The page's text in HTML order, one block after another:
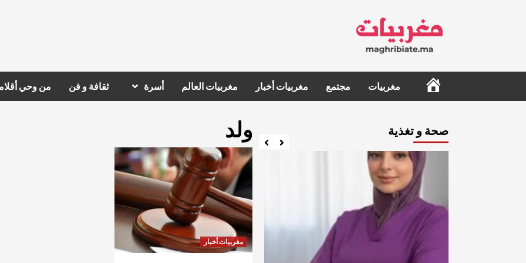
الرئيسيةمغربيات مجتمع مغربيات أخبار مغربيات العالم أسرة ثقافة و فن من وحي
ولد
مغربيات أخبار
صحة و تغذية